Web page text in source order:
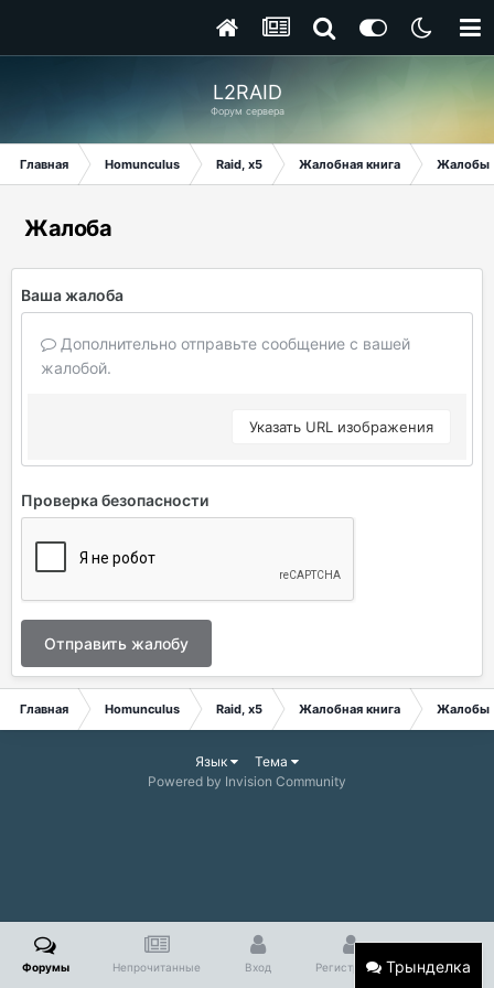
L2RAID
Форум сервера
Главная Homunculus Raid, x5 Жалобная книга Жалобы
Жалоба
Ваша жалоба
Дополнительно отправьте сообщение с вашей
жалобой.
Указать URL изображения
Проверка безопасности
Отправить жалобу
Главная Homunculus Raid, x5 Жалобная книга Жалобы
Трынделка
Язык
Тема
Powered by Invision Community
Форумы Непрочитанные Вход Регистрация Больше